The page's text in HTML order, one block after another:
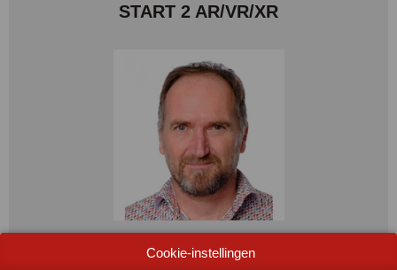
START 2 AR/VR/XR
XR EXPERT VIVES
Cookie-instellingen